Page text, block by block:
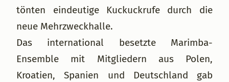
tönten eindeutige Kuckuckrufe durch die
neue Mehrzweckhalle.
Das international besetzte Marimba-
Ensemble mit Mitgliedern aus Polen,
Kroatien, Spanien und Deutschland gab